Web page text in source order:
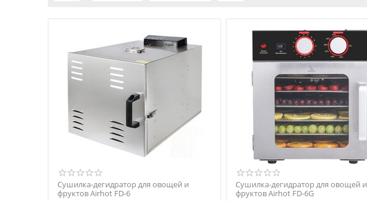
Сушилка-дегидратор для овощей и
фруктов Airhot FD-6
Сушилка-дегидратор для овощей и
фруктов Airhot FD-6G